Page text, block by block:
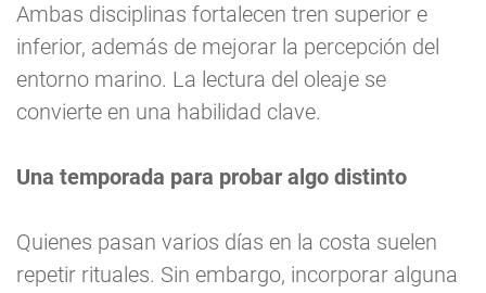
Ambas disciplinas fortalecen tren superior e
inferior, además de mejorar la percepción del
entorno marino. La lectura del oleaje se
convierte en una habilidad clave.
Una temporada para probar algo distinto
Quienes pasan varios días en la costa suelen
repetir rituales. Sin embargo, incorporar alguna